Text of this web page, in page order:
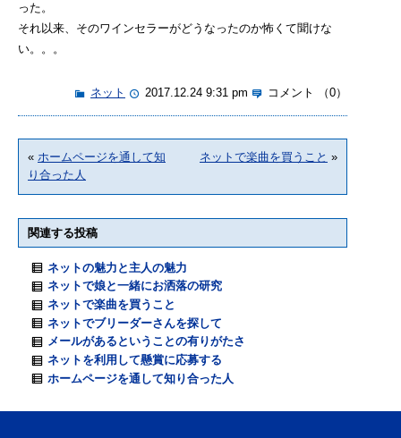
った。
それ以来、そのワインセラーがどうなったのか怖くて聞けな
い。。。
ネット 2017.12.24 9:31 pm コメント （0）
« ホームページを通して知
り合った人
ネットで楽曲を買うこと »
関連する投稿
ネットの魅力と主人の魅力
ネットで娘と一緒にお洒落の研究
ネットで楽曲を買うこと
ネットでブリーダーさんを探して
メールがあるということの有りがたさ
ネットを利用して懸賞に応募する
ホームページを通して知り合った人